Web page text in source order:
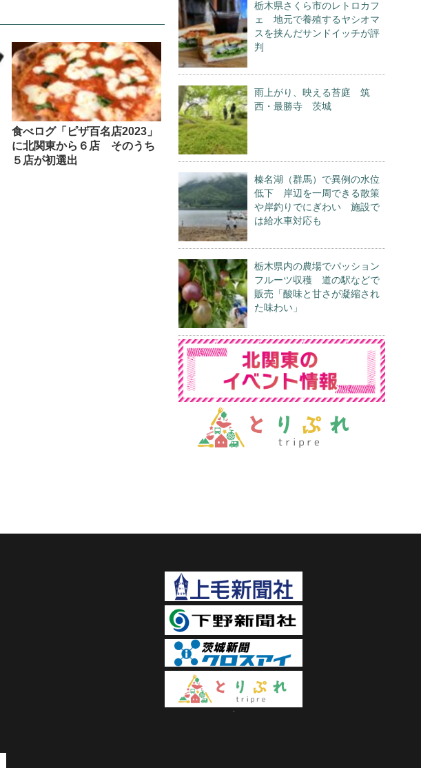
食べログ「ピザ百名店2023」
に北関東から６店 そのうち
５店が初選出
栃木県さくら市のレトロカフ
ェ 地元で養殖するヤシオマ
スを挟んだサンドイッチが評
判
雨上がり、映える苔庭 筑
西・最勝寺 茨城
榛名湖（群馬）で異例の水位
低下 岸辺を一周できる散策
や岸釣りでにぎわい 施設で
は給水車対応も
栃木県内の農場でパッション
フルーツ収穫 道の駅などで
販売「酸味と甘さが凝縮され
た味わい」